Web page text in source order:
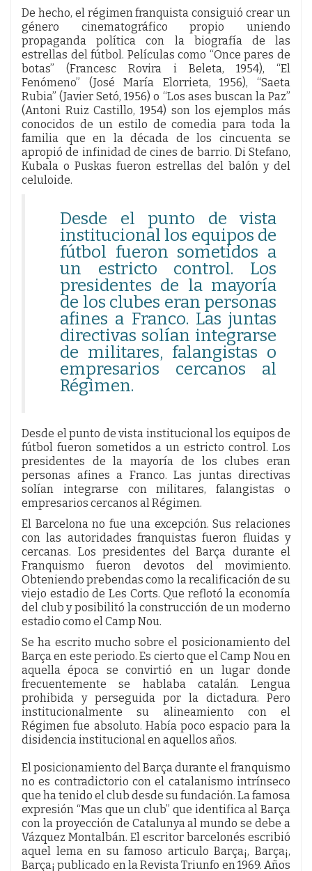
De hecho, el régimen franquista consiguió crear un
género cinematográfico propio uniendo
propaganda política con la biografía de las
estrellas del fútbol. Películas como “Once pares de
botas” (Francesc Rovira i Beleta, 1954), “El
Fenómeno” (José María Elorrieta, 1956), “Saeta
Rubia” (Javier Setó, 1956) o “Los ases buscan la Paz”
(Antoni Ruiz Castillo, 1954) son los ejemplos más
conocidos de un estilo de comedia para toda la
familia que en la década de los cincuenta se
apropió de infinidad de cines de barrio. Di Stefano,
Kubala o Puskas fueron estrellas del balón y del
celuloide.
Desde el punto de vista
institucional los equipos de
fútbol fueron sometidos a
un estricto control. Los
presidentes de la mayoría
de los clubes eran personas
afines a Franco. Las juntas
directivas solían integrarse
de militares, falangistas o
empresarios cercanos al
Régimen.
Desde el punto de vista institucional los equipos de
fútbol fueron sometidos a un estricto control. Los
presidentes de la mayoría de los clubes eran
personas afines a Franco. Las juntas directivas
solían integrarse con militares, falangistas o
empresarios cercanos al Régimen.
El Barcelona no fue una excepción. Sus relaciones
con las autoridades franquistas fueron fluidas y
cercanas. Los presidentes del Barça durante el
Franquismo fueron devotos del movimiento.
Obteniendo prebendas como la recalificación de su
viejo estadio de Les Corts. Que reflotó la economía
del club y posibilitó la construcción de un moderno
estadio como el Camp Nou.
Se ha escrito mucho sobre el posicionamiento del
Barça en este periodo. Es cierto que el Camp Nou en
aquella época se convirtió en un lugar donde
frecuentemente se hablaba catalán. Lengua
prohibida y perseguida por la dictadura. Pero
institucionalmente su alineamiento con el
Régimen fue absoluto. Había poco espacio para la
disidencia institucional en aquellos años.
El posicionamiento del Barça durante el franquismo
no es contradictorio con el catalanismo intrínseco
que ha tenido el club desde su fundación. La famosa
expresión “Mas que un club” que identifica al Barça
con la proyección de Catalunya al mundo se debe a
Vázquez Montalbán. El escritor barcelonés escribió
aquel lema en su famoso articulo Barça¡, Barça¡,
Barça¡ publicado en la Revista Triunfo en 1969. Años